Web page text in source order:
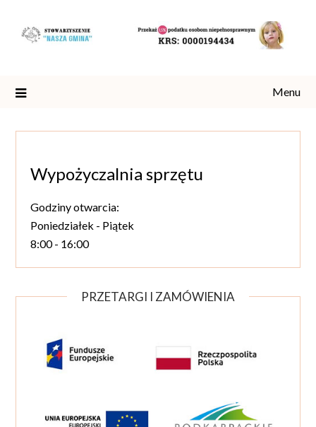
content
Menu
Wypożyczalnia sprzętu
Godziny otwarcia:
Poniedziałek - Piątek
8:00 - 16:00
PRZETARGI I ZAMÓWIENIA